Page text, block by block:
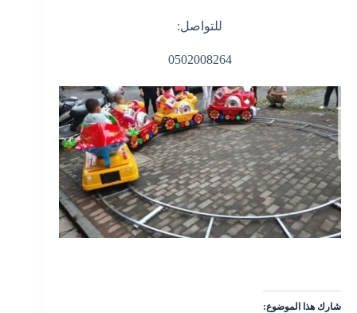
للتواصل:
0502008264
شارك هذا الموضوع: